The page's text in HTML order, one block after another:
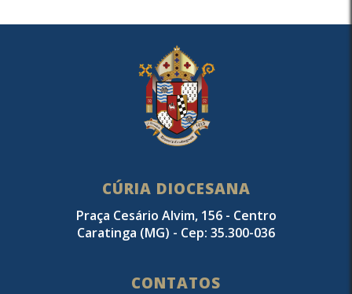
CÚRIA DIOCESANA
Praça Cesário Alvim, 156 - Centro
Caratinga (MG) - Cep: 35.300-036
CONTATOS